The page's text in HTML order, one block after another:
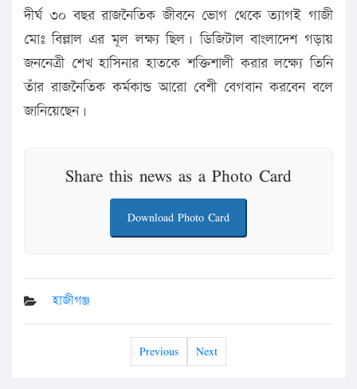
দীর্ঘ ৩০ বছর রাজনৈতিক জীবনে ভোগ থেকে ত্যাগই গাজী
মোঃ বিল্লাল এর মূল লক্ষ্য ছিল। ডিজিটাল বাংলাদেশ গড়ায়
জননেত্রী শেখ হাসিনার হাতকে শক্তিশালী করার লক্ষ্যে তিনি
তাঁর রাজনৈতিক কর্মকান্ড আরো বেশী বেগবান করবেন বলে
জানিয়েছেন।
Share this news as a Photo Card
Download Photo Card
হাজীগঞ্জ
Previous Next